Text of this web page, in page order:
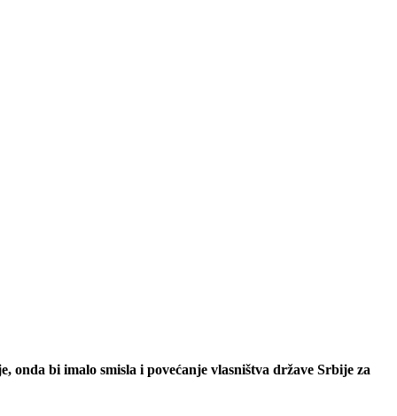
bi imalo smisla i povećanje vlasništva države Srbije za